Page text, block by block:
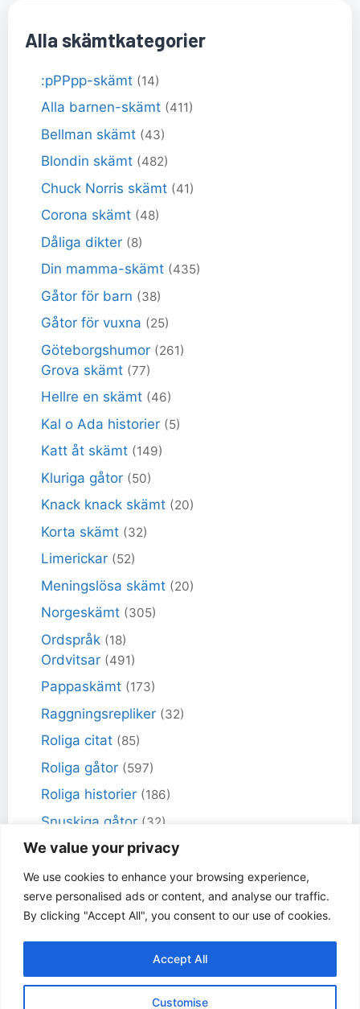
We value your privacy
We use cookies to enhance your browsing experience,
serve personalised ads or content, and analyse our traffic.
By clicking "Accept All", you consent to our use of cookies.
Customise
Accept All
Alla skämtkategorier
:pPPpp-skämt (14)
Alla barnen-skämt (411)
Bellman skämt (43)
Blondin skämt (482)
Chuck Norris skämt (41)
Corona skämt (48)
Dåliga dikter (8)
Din mamma-skämt (435)
Gåtor för barn (38)
Gåtor för vuxna (25)
Göteborgshumor (261)
Grova skämt (77)
Hellre en skämt (46)
Kal o Ada historier (5)
Katt åt skämt (149)
Kluriga gåtor (50)
Knack knack skämt (20)
Korta skämt (32)
Limerickar (52)
Meningslösa skämt (20)
Norgeskämt (305)
Ordspråk (18)
Ordvitsar (491)
Pappaskämt (173)
Raggningsrepliker (32)
Roliga citat (85)
Roliga gåtor (597)
Roliga historier (186)
Snuskiga gåtor (32)
Snuskiga skämt(98)
Sportskämt (18)
Torra skämt (461)
© Dåligaskämt.se 2017 - 2026 | Vi samlar på dåliga